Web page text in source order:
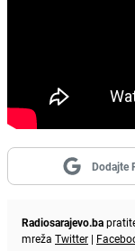
Dodajte
Radiosarajevo.ba
mreža Twitter |